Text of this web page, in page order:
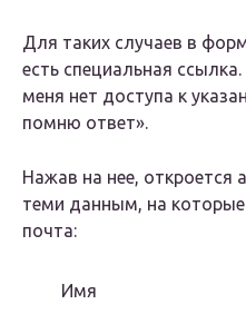
Для таких случаев в
есть специальная
меня нет доступа к
помню ответ».
Нажав на нее, откроется
теми данным, на которые
почта:
Имя